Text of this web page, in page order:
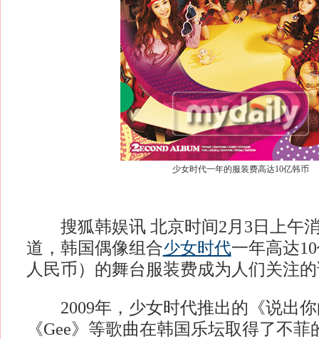
少女时代一年的服装费高达10亿韩币
搜狐韩娱讯 北京时间2月3日上午
道，韩国偶像组合少女时代一年高达
人民币）的舞台服装费成为人们关注
2009年，少女时代推出的《说出你
《Gee》等歌曲在韩国乐坛取得了不